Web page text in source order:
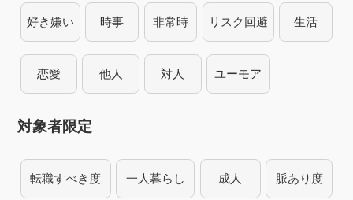
好き嫌い 時事 非常時 リスク回避 生活
恋愛 他人 対人 ユーモア
対象者限定
転職すべき度 一人暮らし 成人 脈あり度